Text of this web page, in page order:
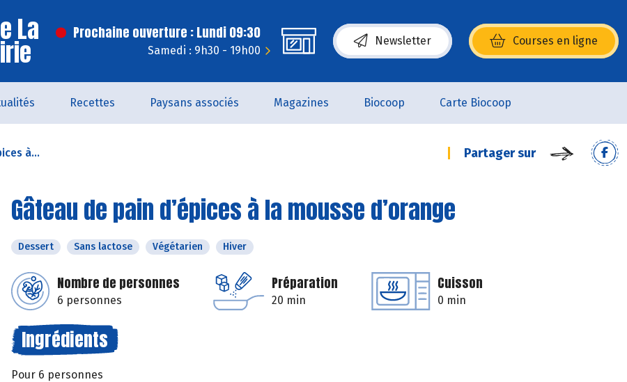
La Prochaine ouverture : Lundi 09:30
Samedi : 9h30 - 19h00
Newsletter Courses en ligne
(s’ouvre dans une nouvelle fenêtre)
Recettes Paysans associés Magazines Biocoop Carte Biocoop
à... Partager sur
Gâteau de pain d’épices à la mousse d’orange
Dessert Sans lactose Végétarien Hiver
Nombre de personnes
6 personnes
Préparation
20 min
Cuisson
0 min
Ingrédients
Pour 6 personnes